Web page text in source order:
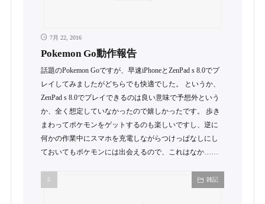
7月 22, 2016
Pokemon Go動作報告
話題のPokemon Goですが、早速iPhoneとZenPad s 8.0でプ
レイしてみましたがどちらでも快適でした。 というか、
ZenPad s 8.0でプレイできるのは良い意味で予想外という
か、全く想定していなかったので嬉しかったです。 歩き
まわってポケモンをゲットするのも楽しいですし、逆に
何かの作業中にスマホを充電しながらつけっぱなしにし
ておいてもポケモンには出会えるので、これはなか……
雑記